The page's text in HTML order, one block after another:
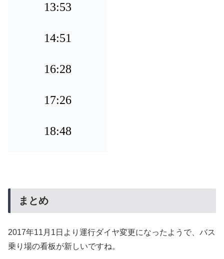
13:53
14:51
16:28
17:26
18:48
まとめ
2017年11月1日より運行ダイヤ変更になったようで、バス
乗り場の看板が新しいですね。